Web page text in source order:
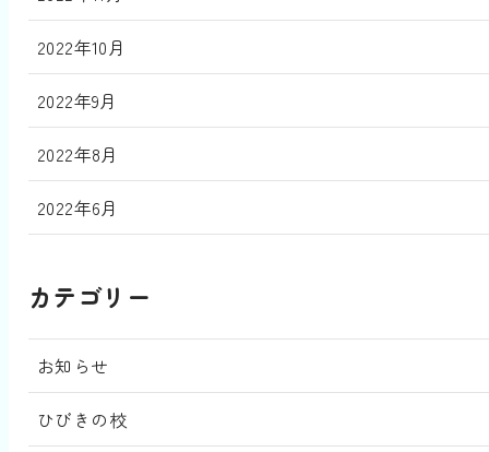
2022年10月
2022年9月
2022年8月
2022年6月
カテゴリー
お知らせ
ひびきの校